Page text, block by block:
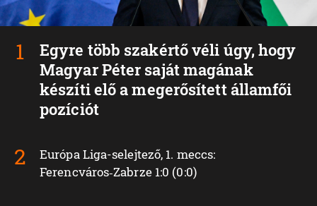
Egyre több szakértő véli úgy, hogy
Magyar Péter saját magának
készíti elő a megerősített államfői
pozíciót
Európa Liga-selejtező, 1. meccs:
Ferencváros‑Zabrze 1:0 (0:0)